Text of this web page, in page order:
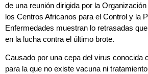
de una reunión dirigida por la
los Centros Africanos para el Control y la
Enfermedades muestran lo retrasadas
en la lucha contra el último brote.
Causado por una cepa del virus conocida
para la que no existe vacuna ni